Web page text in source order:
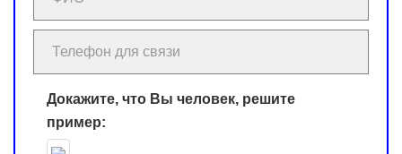
Докажите, что Вы человек, решите
пример: